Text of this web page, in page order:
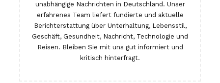
unabhängige Nachrichten in Deutschland. Unser
erfahrenes Team liefert fundierte und aktuelle
Berichterstattung über Unterhaltung, Lebensstil,
Geschäft, Gesundheit, Nachricht, Technologie und
Reisen. Bleiben Sie mit uns gut informiert und
kritisch hinterfragt.